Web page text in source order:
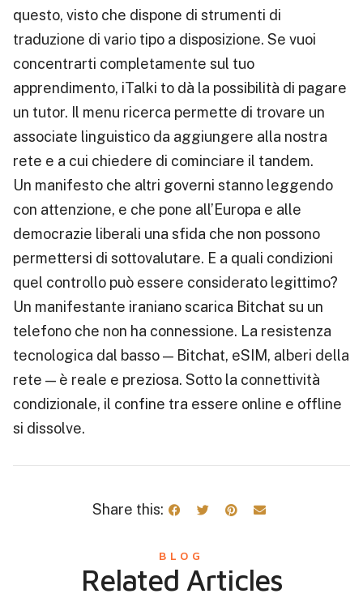
questo, visto che dispone di strumenti di
traduzione di vario tipo a disposizione. Se vuoi
concentrarti completamente sul tuo
apprendimento, iTalki to dà la possibilità di pagare
un tutor. Il menu ricerca permette di trovare un
associate linguistico da aggiungere alla nostra
rete e a cui chiedere di cominciare il tandem.
Un manifesto che altri governi stanno leggendo
con attenzione, e che pone all’Europa e alle
democrazie liberali una sfida che non possono
permettersi di sottovalutare. E a quali condizioni
quel controllo può essere considerato legittimo?
Un manifestante iraniano scarica Bitchat su un
telefono che non ha connessione. La resistenza
tecnologica dal basso — Bitchat, eSIM, alberi della
rete — è reale e preziosa. Sotto la connettività
condizionale, il confine tra essere online e offline
si dissolve.
Share this:
BLOG
Related Articles